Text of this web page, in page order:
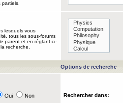
lesquels vous
tous les sous-forums
parent et en réglant ci-
recherche.
Options de recherche
Oui Non Rechercher dans: